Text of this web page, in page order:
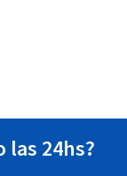
las 24hs?